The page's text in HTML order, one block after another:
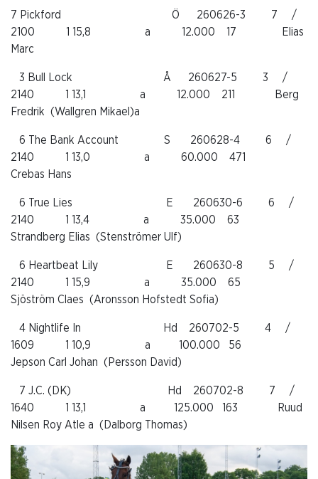
7 Pickford Ö 260626-3 7 /
2100 1 15,8 a 12.000 17 Elias
Marc
3 Bull Lock Å 260627-5 3 /
2140 1 13,1 a 12.000 211 Berg
Fredrik (Wallgren Mikael)a
6 The Bank Account S 260628-4 6 /
2140 1 13,0 a 60.000 471
Crebas Hans
6 True Lies E 260630-6 6 /
2140 1 13,4 a 35.000 63
Strandberg Elias (Stenströmer Ulf)
6 Heartbeat Lily E 260630-8 5 /
2140 1 15,9 a 35.000 65
Sjöström Claes (Aronsson Hofstedt Sofia)
4 Nightlife In Hd 260702-5 4 /
1609 1 10,9 a 100.000 56
Jepson Carl Johan (Persson David)
7 J.C. (DK) Hd 260702-8 7 /
1640 1 13,1 a 125.000 163 Ruud
Nilsen Roy Atle a (Dalborg Thomas)